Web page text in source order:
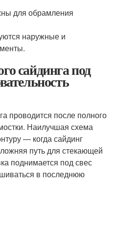
для обрамления
наружные и
сайдинга под
проводится после полного
Наилучшая схема
— когда сайдинг
путь для стекающей
поднимается под свес
в последнюю